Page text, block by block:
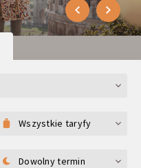
Wszystkie taryfy
Dowolny termin